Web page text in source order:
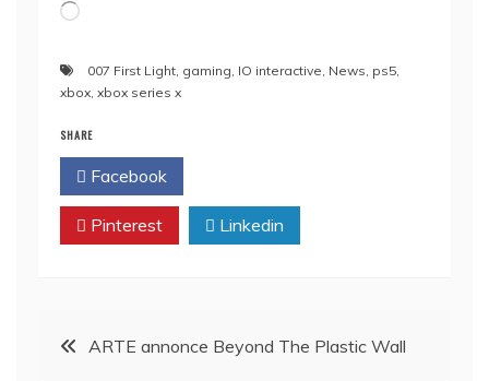
Chargement…
007 First Light, gaming, IO interactive, News, ps5,
xbox, xbox series x
SHARE
Facebook
Pinterest Linkedin
Navigation
ARTE annonce Beyond The Plastic Wall